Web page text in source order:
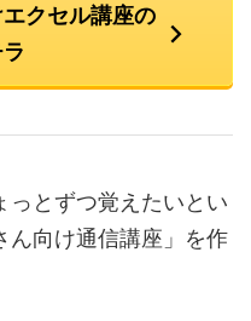
クセル講座の
っとずつ覚えたいとい
ん向け通信講座」を作